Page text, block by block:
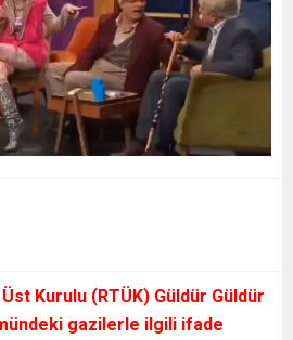
Kurulu (RTÜK) Güldür Güldür
gazilerle ilgili ifade